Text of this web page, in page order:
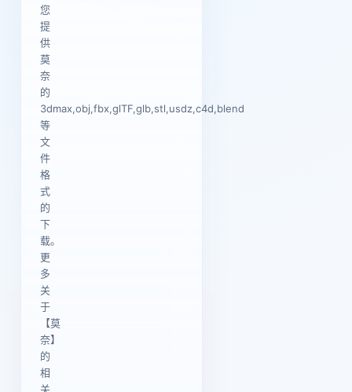
您
提
供
莫
奈
的
3dmax,obj,fbx,glTF,glb,stl,usdz,c4d,blend
等
文
件
格
式
的
下
载。
更
多
关
于
【莫
奈】
的
相
关